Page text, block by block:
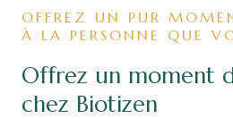
OFFREZ UN PUR
À LA PERSONNE QUE
Offrez un moment
chez Biotizen